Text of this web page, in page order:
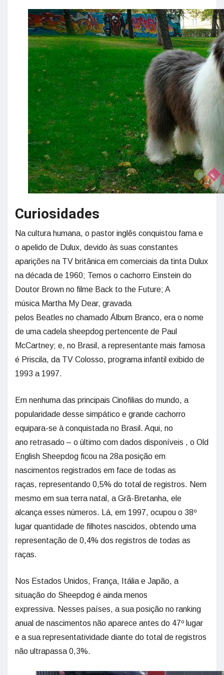
Curiosidades
Na cultura humana, o pastor inglês conquistou fama e
o apelido de Dulux, devido às suas constantes
aparições na TV britânica em comerciais da tinta Dulux
na década de 1960; Temos o cachorro Einstein do
Doutor Brown no filme Back to the Future; A
música Martha My Dear, gravada
pelos Beatles no chamado Álbum Branco, era o nome
de uma cadela sheepdog pertencente de Paul
McCartney; e, no Brasil, a representante mais famosa
é Priscila, da TV Colosso, programa infantil exibido de
1993 a 1997.
Em nenhuma das principais Cinofilias do mundo, a
popularidade desse simpático e grande cachorro
equipara-se à conquistada no Brasil. Aqui, no
ano retrasado – o último com dados disponíveis , o Old
English Sheepdog ficou na 28a posição em
nascimentos registrados em face de todas as
raças, representando 0,5% do total de registros. Nem
mesmo em sua terra natal, a Grã-Bretanha, ele
alcança esses números. Lá, em 1997, ocupou o 38º
lugar quantidade de filhotes nascidos, obtendo uma
representação de 0,4% dos registros de todas as
raças.
Nos Estados Unidos, França, Itália e Japão, a
situação do Sheepdog é ainda menos
expressiva. Nesses países, a sua posição no ranking
anual de nascimentos não aparece antes do 47º lugar
e a sua representatividade diante do total de registros
não ultrapassa 0,3%.